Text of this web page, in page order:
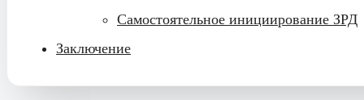
Самостоятельное инициирование ЗРД
Заключение